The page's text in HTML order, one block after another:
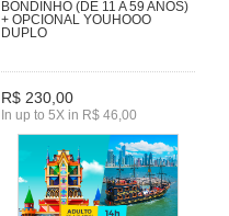
BONDINHO (DE 11 A 59 ANOS)
+ OPCIONAL YOUHOOO
DUPLO
R$ 230,00
In up to 5X in R$ 46,00